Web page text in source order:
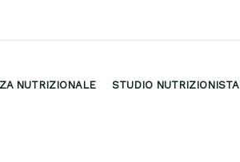
NUTRIZIONALE STUDIO NUTRIZIONISTA